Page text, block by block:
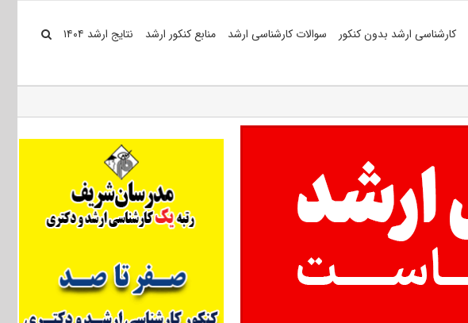
کارشناسی ارشد بدون کنکور سوالات کارشناسی ارشد منابع کنکور ارشد نتایج ارشد ۱۴۰۴